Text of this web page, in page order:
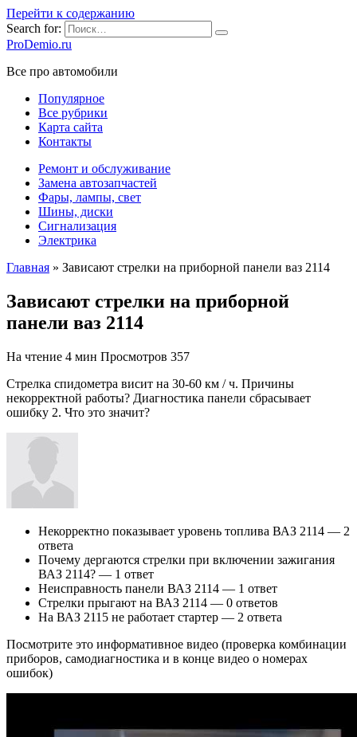
Перейти к содержанию
Search for:
ProDemio.ru
Все про автомобили
Популярное
Все рубрики
Карта сайта
Контакты
Ремонт и обслуживание
Замена автозапчастей
Фары, лампы, свет
Шины, диски
Сигнализация
Электрика
Главная » Зависают стрелки на приборной панели ваз 2114
Зависают стрелки на приборной
панели ваз 2114
На чтение 4 мин Просмотров 357
Стрелка спидометра висит на 30-60 км / ч. Причины
некорректной работы? Диагностика панели сбрасывает
ошибку 2. Что это значит?
Некорректно показывает уровень топлива ВАЗ 2114 — 2
ответа
Почему дергаются стрелки при включении зажигания
ВАЗ 2114? — 1 ответ
Неисправность панели ВАЗ 2114 — 1 ответ
Стрелки прыгают на ВАЗ 2114 — 0 ответов
На ВАЗ 2115 не работает стартер — 2 ответа
Посмотрите это информативное видео (проверка комбинации
приборов, самодиагностика и в конце видео о номерах
ошибок)